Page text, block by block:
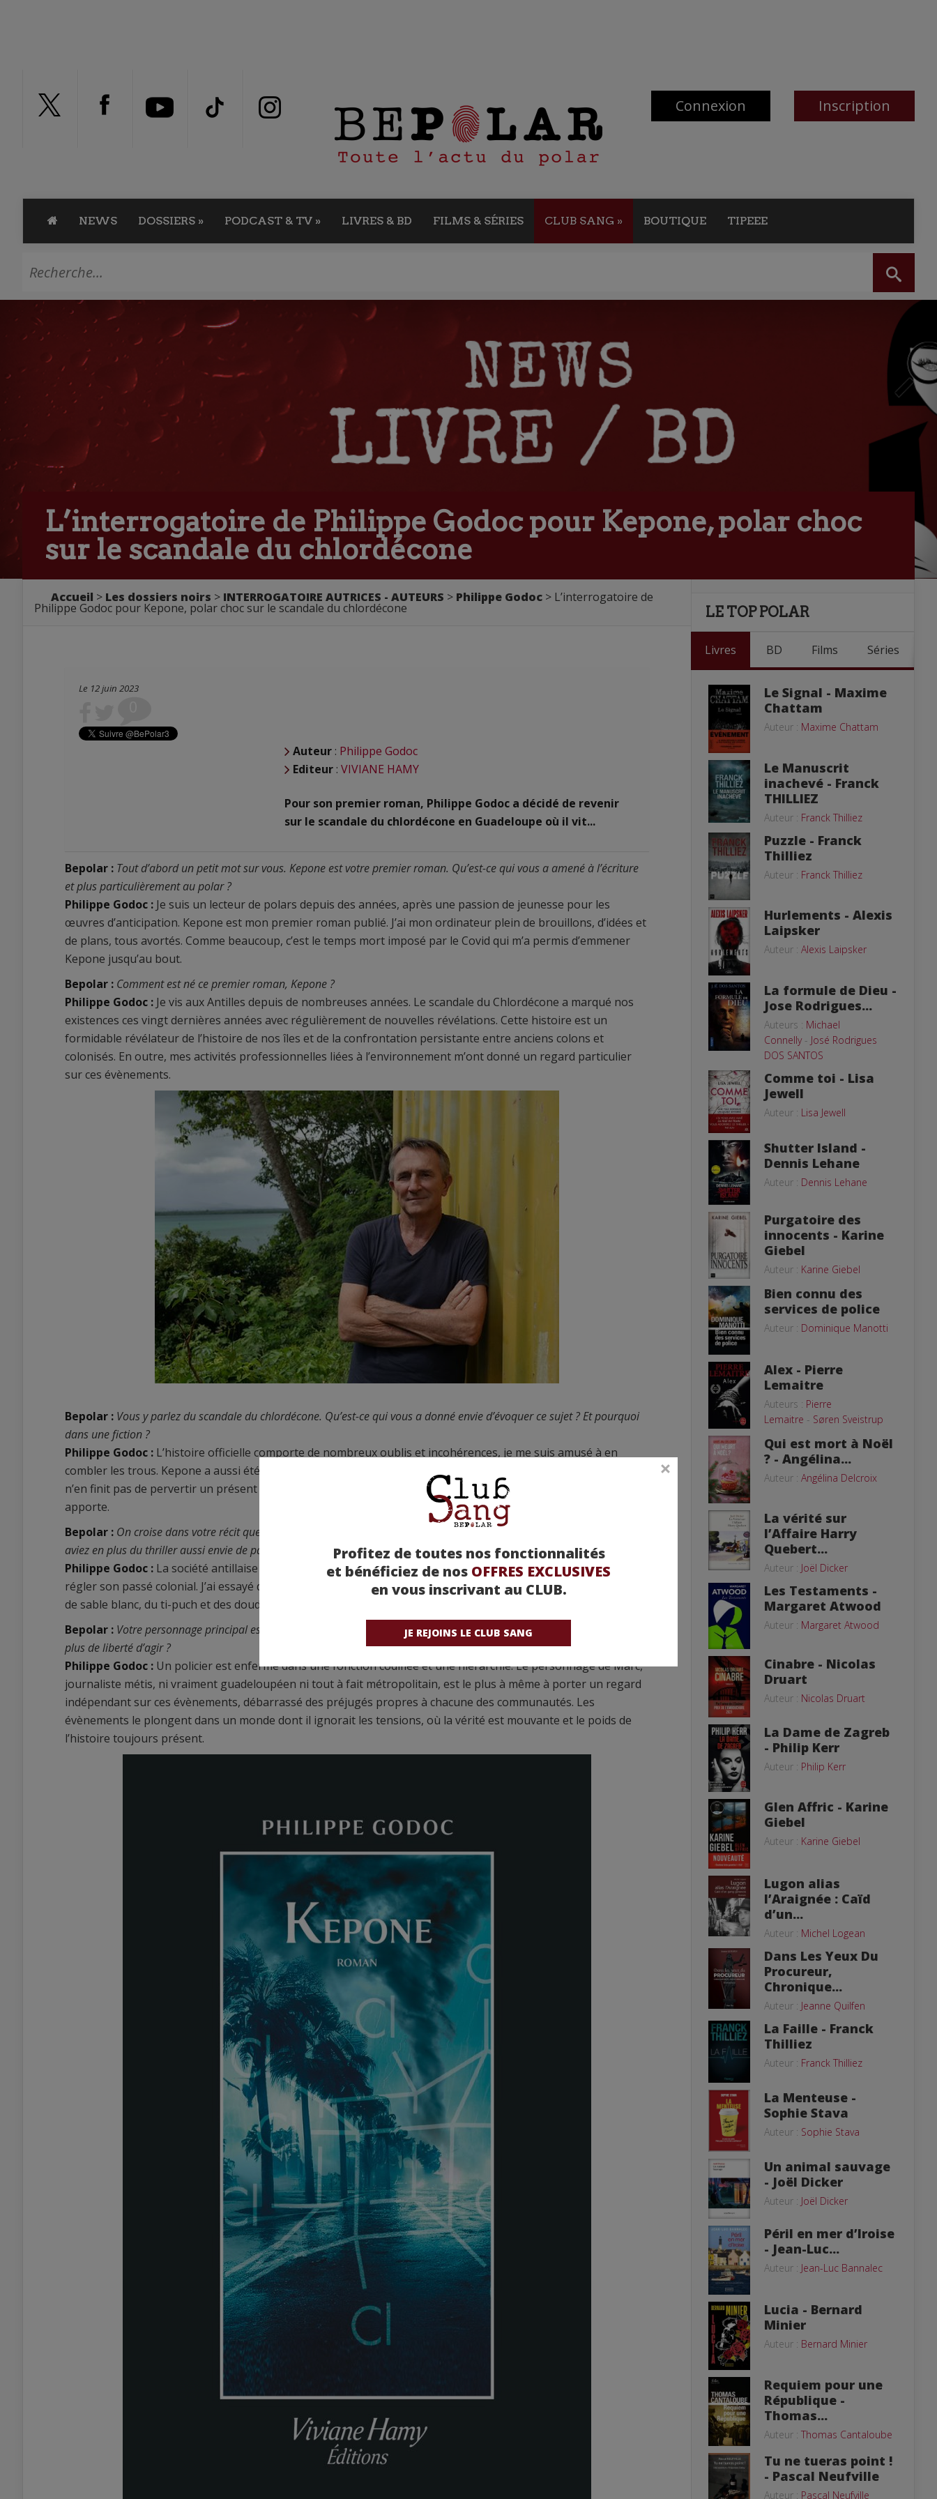
Connexion Inscription
NEWS DOSSIERS » PODCAST & TV » LIVRES & BD FILMS & SÉRIES CLUB SANG » BOUTIQUE TIPEEE
Profitez de toutes nos fonctionnalités
et bénéficiez de nos OFFRES EXCLUSIVES
en vous inscrivant au CLUB.
JE REJOINS LE CLUB SANG
L’interrogatoire de Philippe Godoc pour Kepone, polar choc
sur le scandale du chlordécone
Accueil > Les dossiers noirs > INTERROGATOIRE AUTRICES - AUTEURS > Philippe Godoc > L’interrogatoire de
Philippe Godoc pour Kepone, polar choc sur le scandale du chlordécone
Le 12 juin 2023
Auteur : Philippe Godoc
Editeur : VIVIANE HAMY
Pour son premier roman, Philippe Godoc a décidé de revenir
sur le scandale du chlordécone en Guadeloupe où il vit...
Bepolar : Tout d’abord un petit mot sur vous. Kepone est votre premier roman. Qu’est-ce qui vous a amené à l’écriture
et plus particulièrement au polar ?
Philippe Godoc : Je suis un lecteur de polars depuis des années, après une passion de jeunesse pour les
œuvres d’anticipation. Kepone est mon premier roman publié. J’ai mon ordinateur plein de brouillons, d’idées et
de plans, tous avortés. Comme beaucoup, c’est le temps mort imposé par le Covid qui m’a permis d’emmener
Kepone jusqu’au bout.
Bepolar : Comment est né ce premier roman, Kepone ?
Philippe Godoc : Je vis aux Antilles depuis de nombreuses années. Le scandale du Chlordécone a marqué nos
existences ces vingt dernières années avec régulièrement de nouvelles révélations. Cette histoire est un
formidable révélateur de l’histoire de nos îles et de la confrontation persistante entre anciens colons et
colonisés. En outre, mes activités professionnelles liées à l’environnement m’ont donné un regard particulier
sur ces évènements.
Bepolar : Vous y parlez du scandale du chlordécone. Qu’est-ce qui vous a donné envie d’évoquer ce sujet ? Et pourquoi
dans une fiction ?
Philippe Godoc : L’histoire officielle comporte de nombreux oublis et incohérences, je me suis amusé à en
combler les trous. Kepone a aussi été l’occasion de se livrer à une critique de la société antillaise où le passé
n’en finit pas de pervertir un présent qui peine à s’écrire. Le roman interroge le quotidien par le recul qu’il
apporte.
Bepolar : On croise dans votre récit quelques hommes politiques et une situation sanitaire et sociale compliquée. Vous
aviez en plus du thriller aussi envie de parler de la Guadeloupe ?
Philippe Godoc : La société antillaise est une loupe des travers de la société française qui ne parvient pas
régler son passé colonial. J’ai essayé de montrer une autre facette de la Guadeloupe, bien éloignée des plages
de sable blanc, du ti-puch et des doudous.
Bepolar : Votre personnage principal est un journaliste et non un policier. Pourquoi ce choix ? Vous aviez envie qu’il ait
plus de liberté d’agir ?
Philippe Godoc : Un policier est enfermé dans une fonction codifiée et une hierarchie. Le personnage de Marc,
journaliste métis, ni vraiment guadeloupéen ni tout à fait métropolitain, est le plus à même à porter un regard
indépendant sur ces évènements, débarrassé des préjugés propres à chacune des communautés. Les
évènements le plongent dans un monde dont il ignorait les tensions, où la vérité est mouvante et le poids de
l’histoire toujours présent.
LE TOP POLAR
Livres BD Films Séries
Le Signal - Maxime
Chattam
Auteur : Maxime Chattam
Le Manuscrit
inachevé - Franck
THILLIEZ
Auteur : Franck Thilliez
Puzzle - Franck
Thilliez
Auteur : Franck Thilliez
Hurlements - Alexis
Laipsker
Auteur : Alexis Laipsker
La formule de Dieu -
Jose Rodrigues...
Auteurs : Michael
Connelly- José Rodrigues
DOS SANTOS
Comme toi - Lisa
Jewell
Auteur : Lisa Jewell
Shutter Island -
Dennis Lehane
Auteur : Dennis Lehane
Purgatoire des
innocents - Karine
Giebel
Auteur : Karine Giebel
Bien connu des
services de police
Auteur : Dominique Manotti
Alex - Pierre
Lemaitre
Auteurs : Pierre
Lemaitre - Søren Sveistrup
Qui est mort à Noël
? - Angélina...
Auteur : Angélina Delcroix
La vérité sur
l’Affaire Harry
Quebert...
Auteur : Joël Dicker
Les Testaments -
Margaret Atwood
Auteur : Margaret Atwood
Cinabre - Nicolas
Druart
Auteur : Nicolas Druart
La Dame de Zagreb
- Philip Kerr
Auteur : Philip Kerr
Glen Affric - Karine
Giebel
Auteur : Karine Giebel
Lugon alias
l’Araignée : Caïd
d’un...
Auteur : Michel Logean
Dans Les Yeux Du
Procureur,
Chronique...
Auteur : Jeanne Quilfen
La Faille - Franck
Thilliez
Auteur : Franck Thilliez
La Menteuse -
Sophie Stava
Auteur : Sophie Stava
Un animal sauvage
- Joël Dicker
Auteur : Joël Dicker
Péril en mer d’Iroise
- Jean-Luc...
Auteur : Jean-Luc Bannalec
Lucia - Bernard
Minier
Auteur : Bernard Minier
Requiem pour une
République -
Thomas...
Auteur : Thomas Cantaloube
Tu ne tueras point !
- Pascal Neufville
Auteur : Pascal Neufville